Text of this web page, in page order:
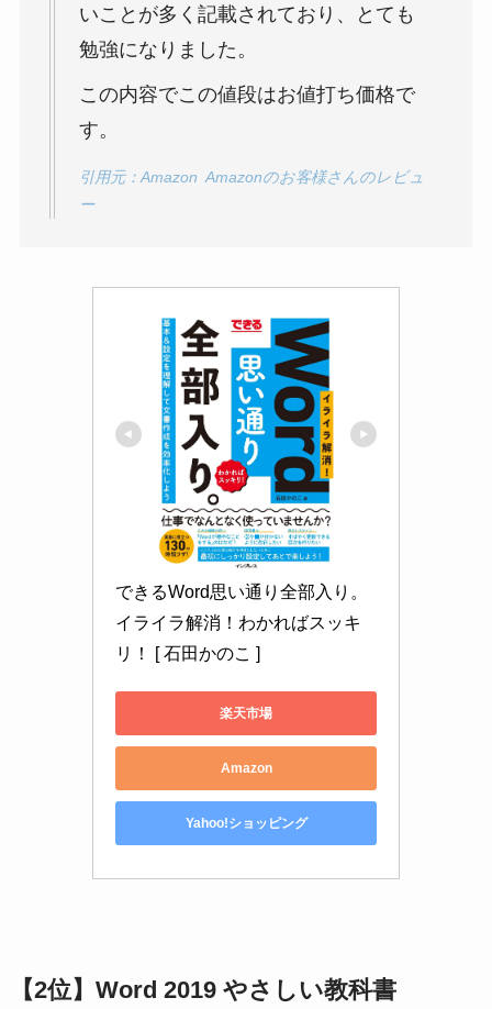
いことが多く記載されており、とても
勉強になりました。
この内容でこの値段はお値打ち価格で
す。
引用元：Amazon Amazonのお客様さんのレビュ
ー
できるWord思い通り全部入り。
イライラ解消！わかればスッキ
リ！ [ 石田かのこ ]
楽天市場
Amazon
Yahoo!ショッピング
【2位】Word 2019 やさしい教科書